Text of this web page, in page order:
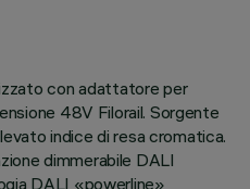
con adattatore per
48V Filorail. Sorgente
indice di resa cromatica.
dimmerabile DALI
DALI «powerline»